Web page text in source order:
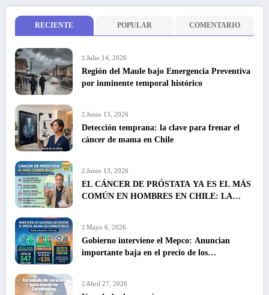
entradas
RECIENTE POPULAR COMENTARIO
Julio 14, 2026
Región del Maule bajo Emergencia Preventiva
por inminente temporal histórico
Junio 13, 2026
Detección temprana: la clave para frenar el
cáncer de mama en Chile
Junio 13, 2026
EL CÁNCER DE PRÓSTATA YA ES EL MÁS
COMÚN EN HOMBRES EN CHILE: LA
Mayo 6, 2026
Gobierno interviene el Mepco: Anuncian
importante baja en el precio de los
Abril 27, 2026